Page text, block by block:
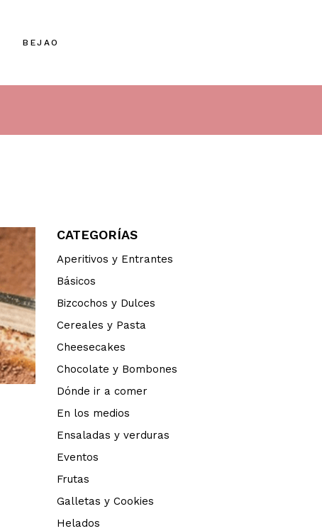
BEJAO
CATEGORÍAS
Aperitivos y Entrantes
Básicos
Bizcochos y Dulces
Cereales y Pasta
Cheesecakes
Chocolate y Bombones
Dónde ir a comer
En los medios
Ensaladas y verduras
Eventos
Frutas
Galletas y Cookies
Helados